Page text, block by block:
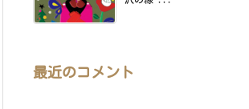
最近のコメント